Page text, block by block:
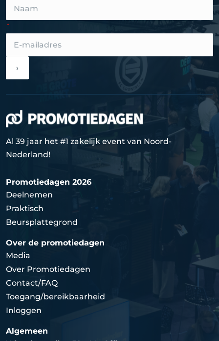
›
Al 39 jaar het #1 zakelijk event van Noord-
Nederland!
Promotiedagen 2026
Deelnemen
Praktisch
Beursplattegrond
Over de promotiedagen
Media
Over Promotiedagen
Contact/FAQ
Toegang/bereikbaarheid
Inloggen
Algemeen